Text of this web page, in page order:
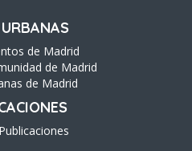
de Madrid
de Madrid
de Madrid